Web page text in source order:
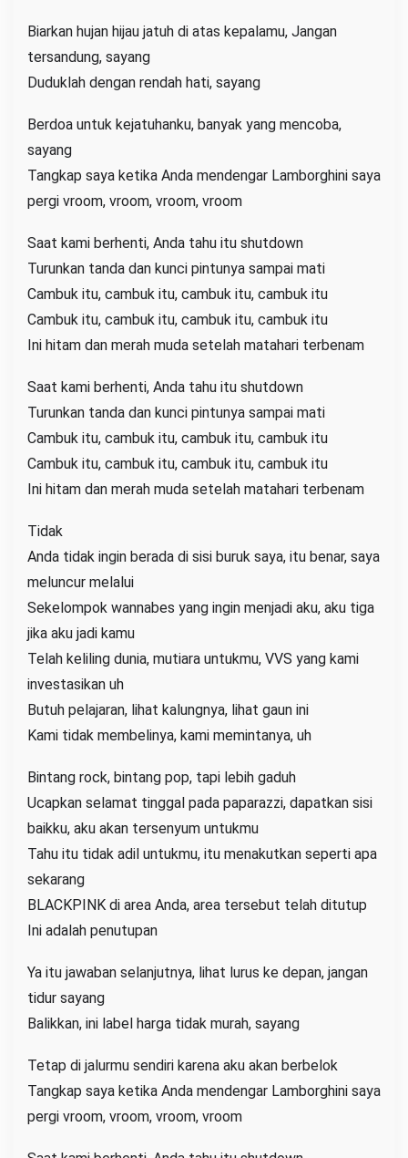
Biarkan hujan hijau jatuh di atas kepalamu, Jangan
tersandung, sayang
Duduklah dengan rendah hati, sayang
Berdoa untuk kejatuhanku, banyak yang mencoba,
sayang
Tangkap saya ketika Anda mendengar Lamborghini saya
pergi vroom, vroom, vroom, vroom
Saat kami berhenti, Anda tahu itu shutdown
Turunkan tanda dan kunci pintunya sampai mati
Cambuk itu, cambuk itu, cambuk itu, cambuk itu
Cambuk itu, cambuk itu, cambuk itu, cambuk itu
Ini hitam dan merah muda setelah matahari terbenam
Saat kami berhenti, Anda tahu itu shutdown
Turunkan tanda dan kunci pintunya sampai mati
Cambuk itu, cambuk itu, cambuk itu, cambuk itu
Cambuk itu, cambuk itu, cambuk itu, cambuk itu
Ini hitam dan merah muda setelah matahari terbenam
Tidak
Anda tidak ingin berada di sisi buruk saya, itu benar, saya
meluncur melalui
Sekelompok wannabes yang ingin menjadi aku, aku tiga
jika aku jadi kamu
Telah keliling dunia, mutiara untukmu, VVS yang kami
investasikan uh
Butuh pelajaran, lihat kalungnya, lihat gaun ini
Kami tidak membelinya, kami memintanya, uh
Bintang rock, bintang pop, tapi lebih gaduh
Ucapkan selamat tinggal pada paparazzi, dapatkan sisi
baikku, aku akan tersenyum untukmu
Tahu itu tidak adil untukmu, itu menakutkan seperti apa
sekarang
BLACKPINK di area Anda, area tersebut telah ditutup
Ini adalah penutupan
Ya itu jawaban selanjutnya, lihat lurus ke depan, jangan
tidur sayang
Balikkan, ini label harga tidak murah, sayang
Tetap di jalurmu sendiri karena aku akan berbelok
Tangkap saya ketika Anda mendengar Lamborghini saya
pergi vroom, vroom, vroom, vroom